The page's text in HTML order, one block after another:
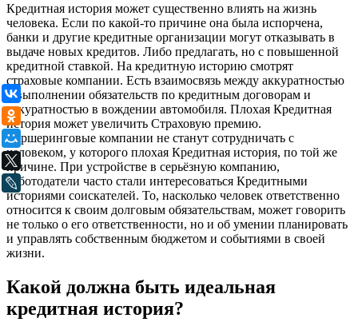
Кредитная история может существенно влиять на жизнь
человека. Если по какой-то причине она была испорчена,
банки и другие кредитные организации могут отказывать в
выдаче новых кредитов. Либо предлагать, но с повышенной
кредитной ставкой. На кредитную историю смотрят
страховые компании. Есть взаимосвязь между аккуратностью
в выполнении обязательств по кредитным договорам и
аккуратностью в вождении автомобиля. Плохая Кредитная
история может увеличить Страховую премию.
Каршеринговые компании не станут сотрудничать с
человеком, у которого плохая Кредитная история, по той же
причине. При устройстве в серьёзную компанию,
работодатели часто стали интересоваться Кредитными
историями соискателей. То, насколько человек ответственно
относится к своим долговым обязательствам, может говорить
не только о его ответственности, но и об умении планировать
и управлять собственным бюджетом и событиями в своей
жизни.
Какой должна быть идеальная
кредитная история?
ВКонтакте
Одноклассники
Мой Мир
X
LiveJournal